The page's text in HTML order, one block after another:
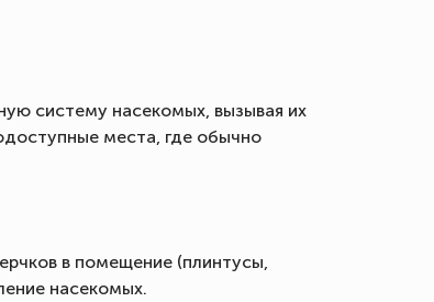
систему насекомых, вызывая их
места, где обычно
в помещение (плинтусы,
насекомых.